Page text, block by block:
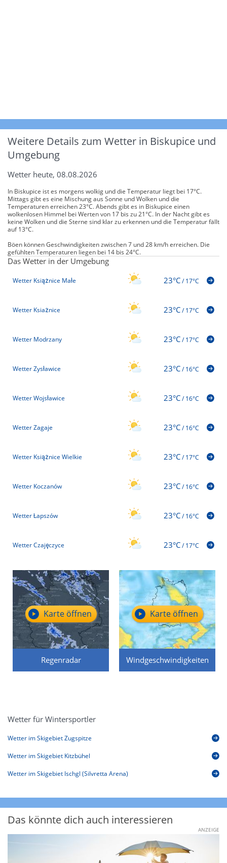
Weitere Details zum Wetter in Biskupice und
Umgebung
Wetter heute, 08.08.2026
In Biskupice ist es morgens wolkig und die Temperatur liegt bei 17°C.
Mittags gibt es eine Mischung aus Sonne und Wolken und die
Temperaturen erreichen 23°C. Abends gibt es in Biskupice einen
wolkenlosen Himmel bei Werten von 17 bis zu 21°C. In der Nacht gibt es
keine Wolken und die Sterne sind klar zu erkennen und die Temperatur fällt
auf 13°C.
Böen können Geschwindigkeiten zwischen 7 und 28 km/h erreichen. Die
gefühlten Temperaturen liegen bei 14 bis 24°C.
Das Wetter in der Umgebung
Wetter Książnice Małe 23°C/17°C
Wetter Ksiażnice 23°C/17°C
Wetter Modrzany 23°C/17°C
Wetter Zysławice 23°C/16°C
Wetter Wojsławice 23°C/16°C
Wetter Zagaje 23°C/16°C
Wetter Książnice Wielkie 23°C/17°C
Wetter Koczanów 23°C/16°C
Wetter Łapszów 23°C/16°C
Wetter Czajęczyce 23°C/17°C
Regenradar
Karte öffnen
Windgeschwindigkeiten
Karte öffnen
Wetter für Wintersportler
Wetter im Skigebiet Zugspitze
Wetter im Skigebiet Kitzbühel
Wetter im Skigebiet Ischgl (Silvretta Arena)
Das könnte dich auch interessieren
ANZEIGE